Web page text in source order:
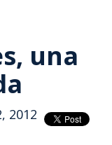
una
2012